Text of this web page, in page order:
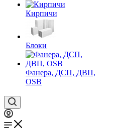
Кирпичи
Блоки
Фанера, ДСП, ДВП,
OSB